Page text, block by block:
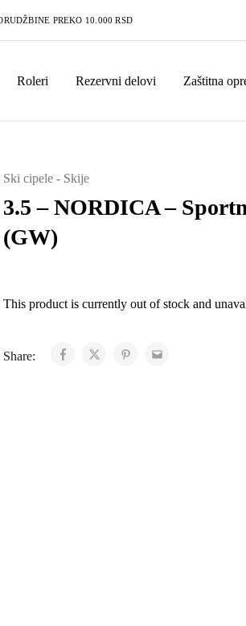
PREKO 10.000 RSD
Roleri Rezervni delovi Zaštitna
Ski cipele - Skije
3.5 – NORDICA –
(GW)
This product is currently out of stock and
Share: